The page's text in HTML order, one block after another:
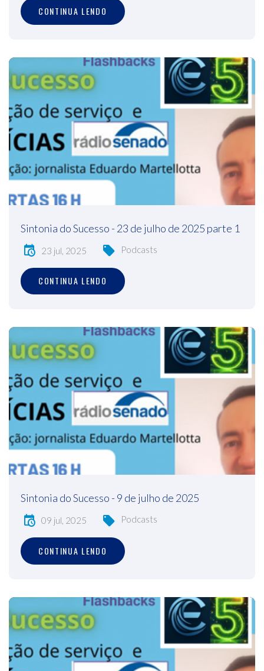
CONTINUA LENDO
Sintonia do Sucesso - 23 de julho de 2025 parte 1
23 jul, 2025 Podcasts
CONTINUA LENDO
Sintonia do Sucesso - 9 de julho de 2025
09 jul, 2025 Podcasts
CONTINUA LENDO